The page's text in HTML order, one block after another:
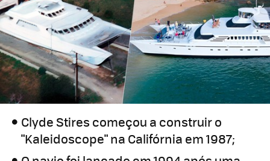
Clyde Stires começou a construir o
"Kaleidoscope" na Califórnia em 1987;